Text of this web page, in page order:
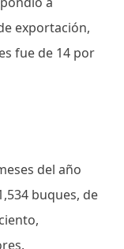
exportación,
fue de 14 por
del año
buques, de